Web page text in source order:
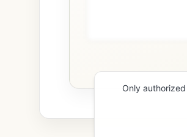
Only